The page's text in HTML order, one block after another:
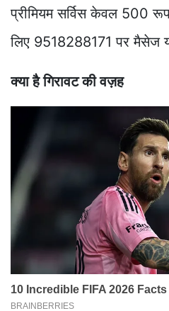
प्रीमियम सर्विस केवल 500
लिए 9518288171 पर मैसेज
क्या है गिरावट की वज़ह